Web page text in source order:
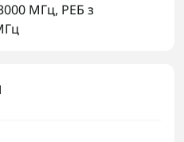
МГц, РЕБ з